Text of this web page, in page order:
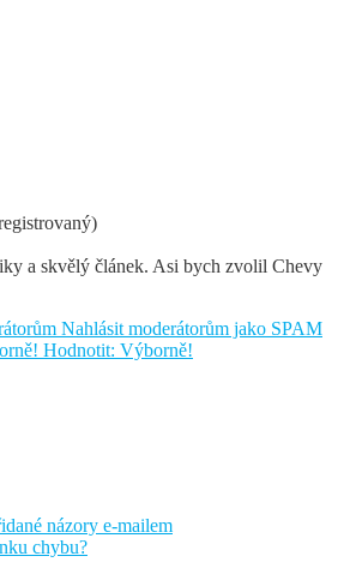
a skvělý článek. Asi bych zvolil Chevy
Nahlásit moderátorům jako SPAM
Hodnotit: Výborně!
názory e-mailem
chybu?